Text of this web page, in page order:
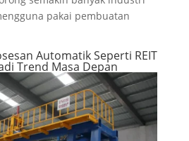
pakai pembuatan
Automatik Seperti REIT
Trend Masa Depan